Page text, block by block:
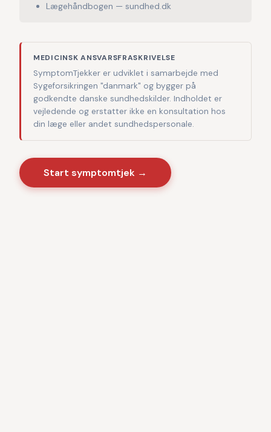
Lægehåndbogen — sundhed.dk
MEDICINSK ANSVARSFRASKRIVELSE
SymptomTjekker er udviklet i samarbejde med
Sygeforsikringen "danmark" og bygger på
godkendte danske sundhedskilder. Indholdet er
vejledende og erstatter ikke en konsultation hos
din læge eller andet sundhedspersonale.
Start symptomtjek →